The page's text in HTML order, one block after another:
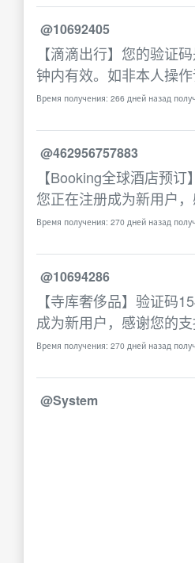
@10692405
【滴滴出行】您的验证
钟内有效。如非本人操作
Время получения: 266 дней назад
@462956757883
【Booking全球酒店预订
您正在注册成为新用户，
Время получения: 270 дней назад
@10694286
【寺库奢侈品】验证码
成为新用户，感谢您的支
Время получения: 270 дней назад
@System